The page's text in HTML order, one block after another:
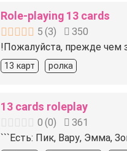
Role-playing 13 cards
5 (3)
350
!Пожалуйста, прежде чем
13 карт ролка
13 cards roleplay
0 (0)
361
```Есть: Пик, Вару, Эмма,